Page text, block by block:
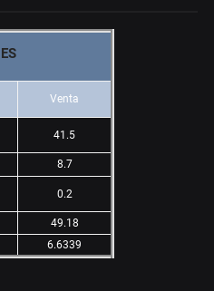
Venta
41.5
8.7
0.2
49.18
6.6339